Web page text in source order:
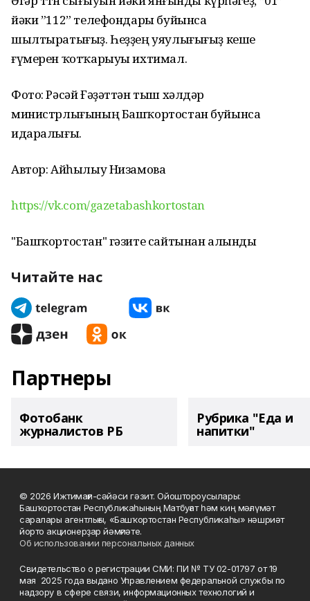
йәки ”112” телефондары буйынса
шылтыратығыҙ. Һеҙҙең уяулығығыҙ кеше
ғүмерен ҡотҡарыуы ихтимал.
Фото: Рәсәй Ғәҙәттән тыш хәлдәр
министрлығының Башҡортостан буйынса
идаралығы.
Автор: Айһылыу Низамова
https://vk.com/gazetabashkortostan
"Башҡортостан" гәзите сайтынан алынды
Читайте нас
Партнеры
Фотобанк
журналистов РБ
Рубрика "Еда и
напитки"
© 2026 Ижтимағи-сәйәси гәзит. Ойоштороусылары:
Башҡортостан Республикаһының Матбуғат һәм киң мәғлүмәт
саралары агентлығы, «Башҡортостан Республикаһы» нәшриәт
йорто акционерҙар йәмғиәте.
Об использовании персональных данных
Свидетельство о регистрации СМИ: ПИ № ТУ 02-01797 от 19
мая 2025 года выдано Управлением федеральной службы по
надзору в сфере связи, информационных технологий и